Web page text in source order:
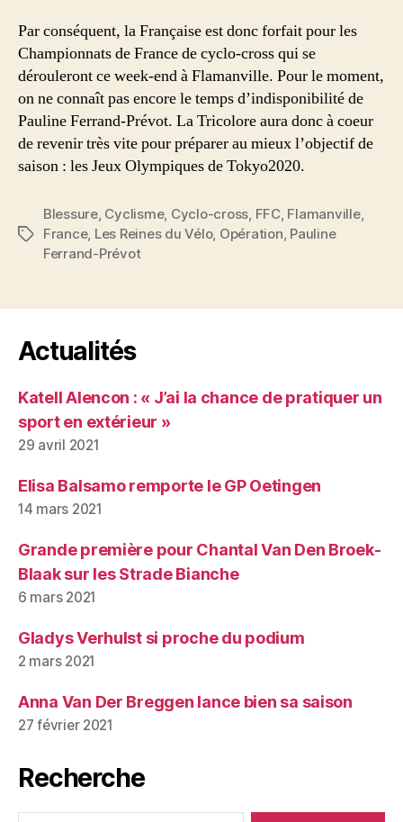
Par conséquent, la Française est donc forfait pour les
Championnats de France de cyclo-cross qui se
dérouleront ce week-end à Flamanville. Pour le moment,
on ne connaît pas encore le temps d’indisponibilité de
Pauline Ferrand-Prévot. La Tricolore aura donc à coeur
de revenir très vite pour préparer au mieux l’objectif de
saison : les Jeux Olympiques de Tokyo2020.
Étiquettes
Blessure, Cyclisme, Cyclo-cross, FFC, Flamanville,
France, Les Reines du Vélo, Opération, Pauline
Ferrand-Prévot
Actualités
Katell Alencon : « J’ai la chance de pratiquer un
sport en extérieur »
29 avril 2021
Elisa Balsamo remporte le GP Oetingen
14 mars 2021
Grande première pour Chantal Van Den Broek-
Blaak sur les Strade Bianche
6 mars 2021
Gladys Verhulst si proche du podium
2 mars 2021
Anna Van Der Breggen lance bien sa saison
27 février 2021
Recherche